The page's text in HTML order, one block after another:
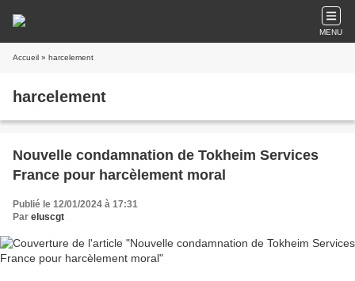
MENU
Accueil » harcelement
harcelement
Nouvelle condamnation de Tokheim Services
France pour harcèlement moral
Publié le 12/01/2024 à 17:31
Par eluscgt